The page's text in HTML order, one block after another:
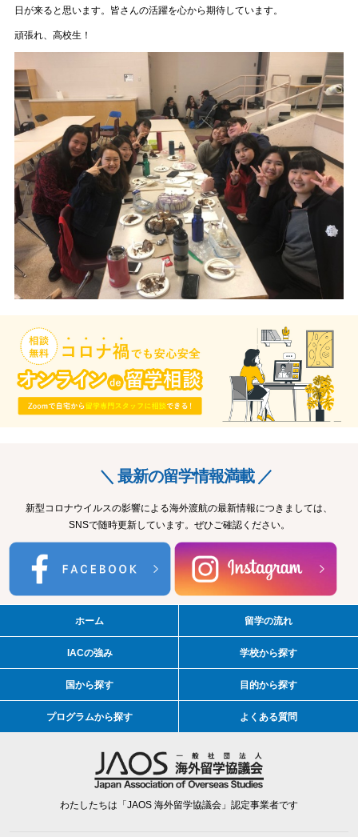
日が来ると思います。皆さんの活躍を心から期待しています。
頑張れ、高校生！
＼ 最新の留学情報満載 ／
新型コロナウイルスの影響による海外渡航の最新情報につきましては、
SNSで随時更新しています。ぜひご確認ください。
ホーム 留学の流れ
IACの強み 学校から探す
国から探す 目的から探す
プログラムから探す よくある質問
わたしたちは「JAOS 海外留学協議会」認定事業者です